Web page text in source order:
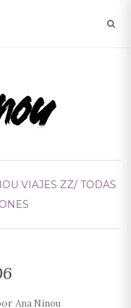
VIAJES ZZ/ TODAS
Ana Ninou